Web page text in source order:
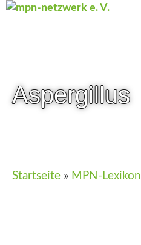
Zum
Aspergillus
Startseite » MPN-Lexikon